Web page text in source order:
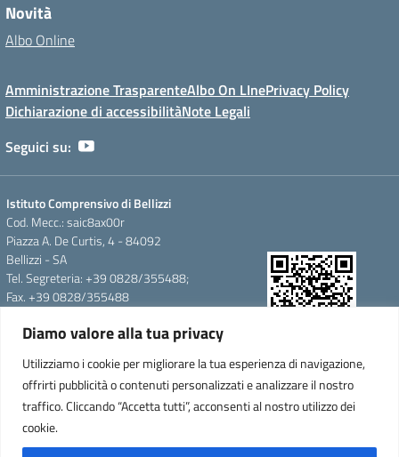
Diamo valore alla tua privacy
Utilizziamo i cookie per migliorare la tua esperienza di navigazione,
offrirti pubblicità o contenuti personalizzati e analizzare il nostro
traffico. Cliccando “Accetta tutti”, acconsenti al nostro utilizzo dei
cookie.
Novità
Albo Online
Amministrazione TrasparenteAlbo On LInePrivacy Policy
Dichiarazione di accessibilitàNote Legali
Seguici su:
Istituto Comprensivo di Bellizzi
Cod. Mecc.: saic8ax00r
Piazza A. De Curtis, 4 - 84092
Bellizzi - SA
Tel. Segreteria: +39 0828/355488;
Fax. +39 0828/355488
pec: saic8ax00r@pec.istruzione.it
Cod.Mecc.:saic8ax00r
C.U.F.E.:UFTARW-Uff_eFatturaPA
Iban.IT 64 F
0837876090000000335473
WebApp